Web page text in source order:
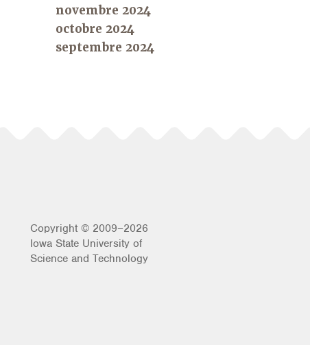
novembre 2024
octobre 2024
septembre 2024
Copyright © 2009–2026
Iowa State University of
Science and Technology